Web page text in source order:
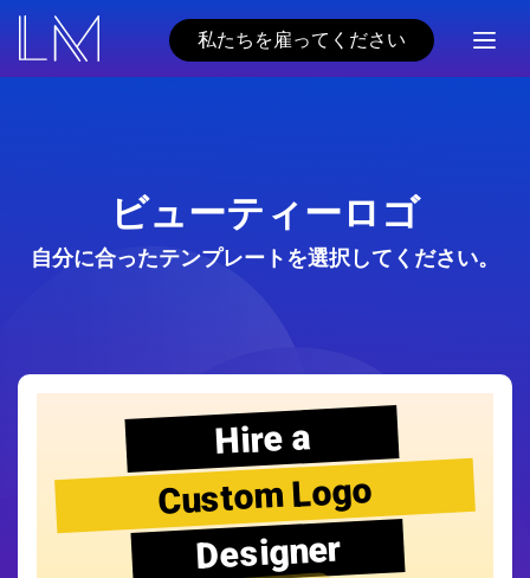
私たちを雇ってください
ビューティーロゴ
自分に合ったテンプレートを選択してください。
Hire a
Custom Logo
Designer